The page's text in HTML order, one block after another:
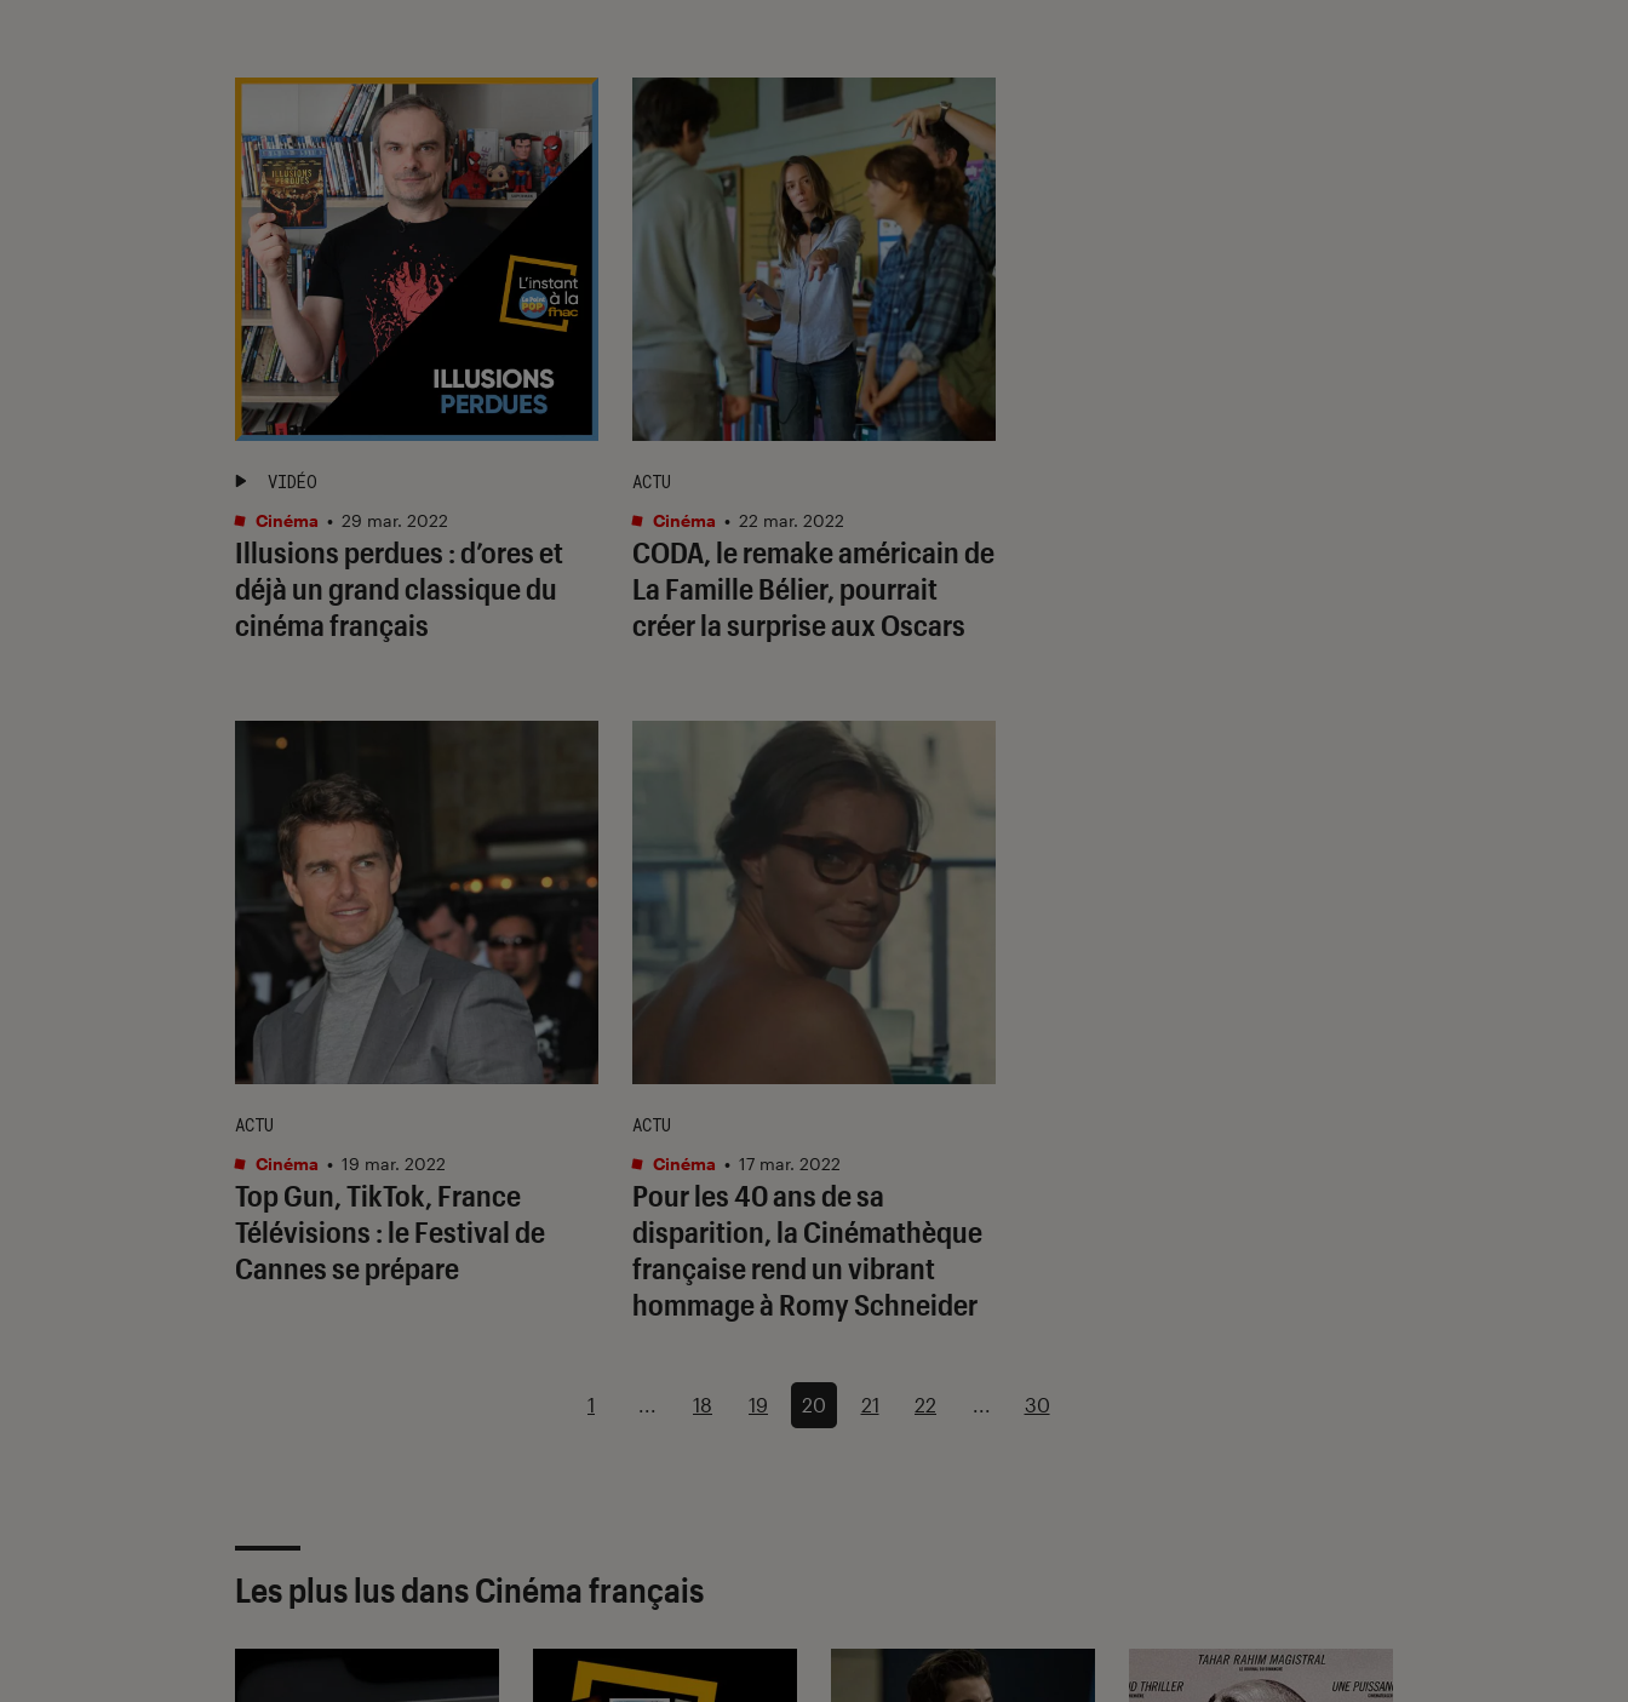
Illusions perdues : d’ores et
déjà un grand classique du
cinéma français
VIDÉO
Cinéma • 29 mar. 2022
CODA, le remake américain de
La Famille Bélier, pourrait
créer la surprise aux Oscars
ACTU
Cinéma • 22 mar. 2022
Top Gun, TikTok, France
Télévisions : le Festival de
Cannes se prépare
ACTU
Cinéma • 19 mar. 2022
Pour les 40 ans de sa
disparition, la Cinémathèque
française rend un vibrant
hommage à Romy Schneider
ACTU
Cinéma • 17 mar. 2022
1 ... 18 19 20 21 22 ... 30
Les plus lus dans Cinéma français